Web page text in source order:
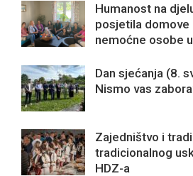
Humanost na
posjetila domove
nemoćne osobe
Dan sjećanja (8.
Nismo vas
Zajedništvo i
tradicionalnog
HDZ-a